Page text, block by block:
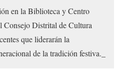
en la Biblioteca y Centro
Consejo Distrital de Cultura
que liderarán la
de la tradición festiva._